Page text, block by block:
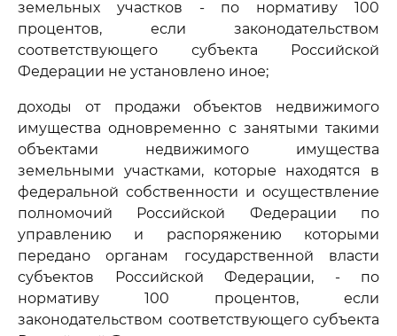
земельных участков - по нормативу 100
процентов, если законодательством
соответствующего субъекта Российской
Федерации не установлено иное;
доходы от продажи объектов недвижимого
имущества одновременно с занятыми такими
объектами недвижимого имущества
земельными участками, которые находятся в
федеральной собственности и осуществление
полномочий Российской Федерации по
управлению и распоряжению которыми
передано органам государственной власти
субъектов Российской Федерации, - по
нормативу 100 процентов, если
законодательством соответствующего субъекта